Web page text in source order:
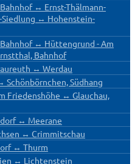
↔ Ernst-Thälmann-
↔ Hohenstein-
↔ Hüttengrund - Am
Bahnhof
↔ Werdau
Schönbörnchen, Südhang
Friedenshöhe ↔ Glauchau,
↔ Meerane
↔ Crimmitschau
↔ Thurm
↔ Lichtenstein